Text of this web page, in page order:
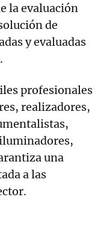
la evaluación
de
y evaluadas
profesionales
realizadores,
una
a las